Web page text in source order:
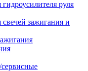
руля
зажигания и